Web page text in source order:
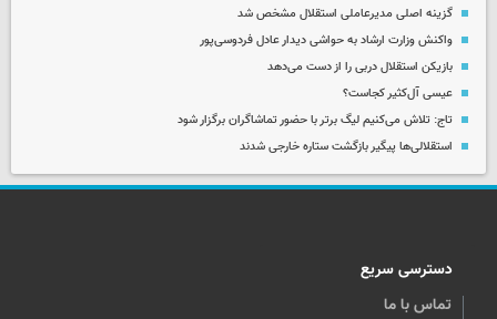
گزینه اصلی مدیرعاملی استقلال مشخص شد
واکنش وزارت ارشاد به حواشی دیدار عادل فردوسی‌پور
بازیکن استقلال دربی را از دست می‌دهد
عیسی آل‌کثیر کجاست؟
تاج: تلاش می‌کنیم لیگ برتر با حضور تماشاگران برگزار شود
استقلالی‌ها پیگیر بازگشت ستاره خارجی شدند
دسترسی سریع
تماس با ما